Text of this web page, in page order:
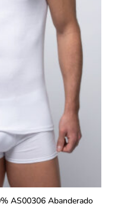
AS00306 Abanderado